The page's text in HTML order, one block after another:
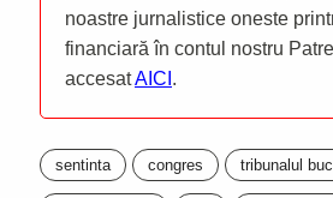
noastre jurnalistice oneste
financiară în contul nostru
accesatAICI .
sentinta congres tribunalul